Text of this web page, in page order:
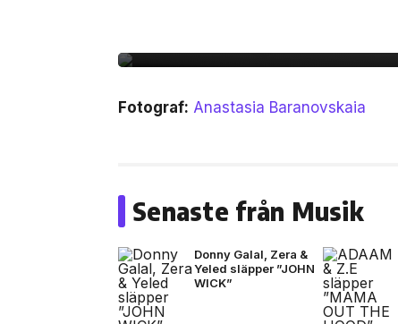
Fotograf: Anastasia Baranovskaia
Senaste från Musik
Donny Galal, Zera &
Yeled släpper ”JOHN
WICK”